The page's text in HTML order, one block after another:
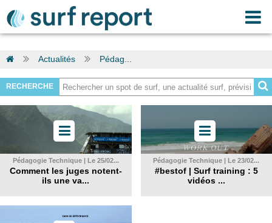
Actualités Pédag...
RECHERCHE
Pédagogie Technique | Le 25/02...
Comment les juges notent-
ils une va...
Pédagogie Technique | Le 23/02...
#bestof | Surf training : 5
vidéos ...